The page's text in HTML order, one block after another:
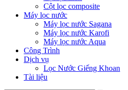
Cột lọc composite
Máy lọc nước
Máy lọc nước Sagana
Máy lọc nước Karofi
Máy lọc nước Aqua
Công Trình
Dịch vụ
Lọc Nước Giếng Khoan
Tài liệu